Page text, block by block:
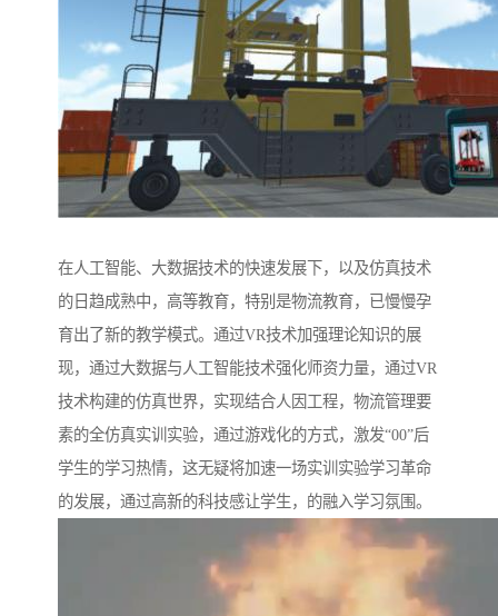
在人工智能、大数据技术的快速发展下，以及仿真技术
的日趋成熟中，高等教育，特别是物流教育，已慢慢孕
育出了新的教学模式。通过VR技术加强理论知识的展
现，通过大数据与人工智能技术强化师资力量，通过VR
技术构建的仿真世界，实现结合人因工程，物流管理要
素的全仿真实训实验，通过游戏化的方式，激发“00”后
学生的学习热情，这无疑将加速一场实训实验学习革命
的发展，通过高新的科技感让学生，的融入学习氛围。